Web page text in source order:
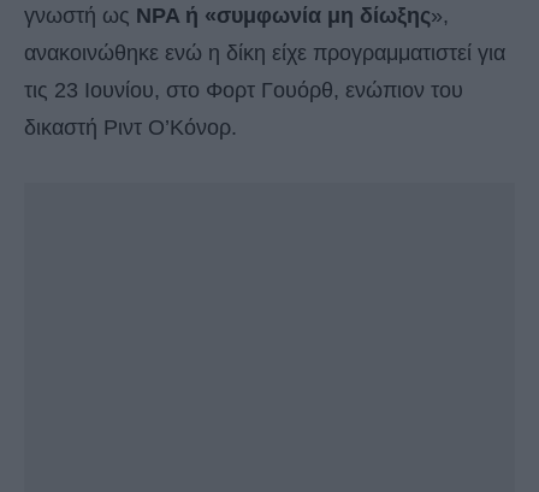
γνωστή ως NPA ή «συμφωνία μη δίωξης»,
ανακοινώθηκε ενώ η δίκη είχε προγραμματιστεί για
τις 23 Ιουνίου, στο Φορτ Γουόρθ, ενώπιον του
δικαστή Ριντ Ο’Κόνορ.